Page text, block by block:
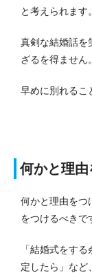
と考えられます。
真剣な結婚話を
ざるを得ません。
早めに別れるこ
何かと理
何かと理由をつ
をつけるべきで
「結婚式をす
定したら」など